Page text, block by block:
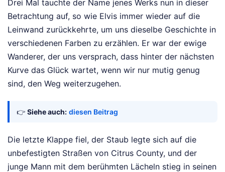
Drei Mal tauchte der Name jenes Werks nun in dieser
Betrachtung auf, so wie Elvis immer wieder auf die
Leinwand zurückkehrte, um uns dieselbe Geschichte in
verschiedenen Farben zu erzählen. Er war der ewige
Wanderer, der uns versprach, dass hinter der nächsten
Kurve das Glück wartet, wenn wir nur mutig genug
sind, den Weg weiterzugehen.
👉 Siehe auch: diesen Beitrag
Die letzte Klappe fiel, der Staub legte sich auf die
unbefestigten Straßen von Citrus County, und der
junge Mann mit dem berühmten Lächeln stieg in seinen